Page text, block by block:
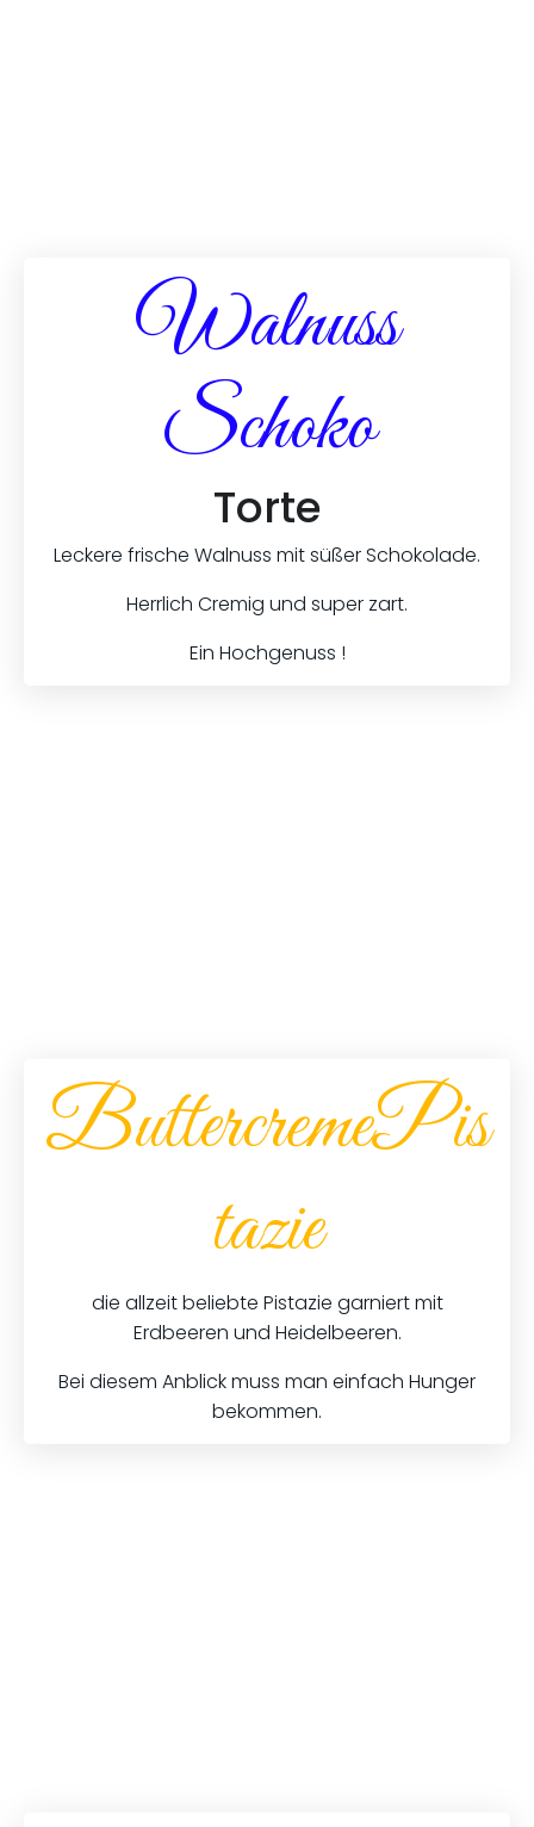
Walnuss
Schoko
Torte
Leckere frische Walnuss mit süßer Schokolade.
Herrlich Cremig und super zart.
Ein Hochgenuss !
ButtercremePis
tazie
die allzeit beliebte Pistazie garniert mit
Erdbeeren und Heidelbeeren.
Bei diesem Anblick muss man einfach Hunger
bekommen.